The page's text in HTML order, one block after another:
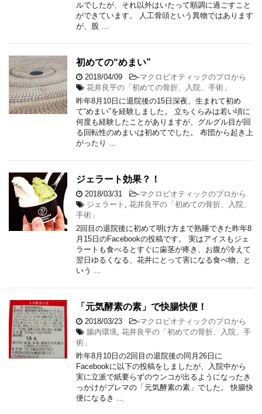
ルでしたが、それ以外はいたって順調に過ごすこと
ができています。 人工骨頭という異物ではあります
が、股 …
初めての“めまい”
2018/04/09 -マクロビオティックのプロから
花井良平の「初めての骨折、入院、手術」
昨年8月10日に退院後の15日深夜、生まれて初め
て“めまい”を経験しました。 立ちくらみは若い頃に
何度も経験したことがありますが、グルグル目が回
る回転性のめまいは初めてでした。 布団から起き上
がったり …
ジェラート効果？！
2018/03/31 -マクロビオティックのプロから
ジェラート , 花井良平の「初めての骨折、入院、
手術」
2回目の退院後に初めて明け方まで熟睡できた昨年8
月15日のFacebookの投稿です。 実はアイスもジェ
ラートも食べるとすぐに歯茎が疼き、お腹が冷えて
翌日ゆるくなる、花井にとって害になる食べ物、と
いう …
「元気酵素の素」で快腸快便！
2018/03/23 -マクロビオティックのプロから
腸内環境, 花井良平の「初めての骨折、入院、手
術」
昨年8月10日の2回目の退院後の同月26日に
Facebookに以下の投稿をしましたが、入院中から
実に立派で紙要らずのウンコが出るようになったき
っかけがプレマの「元気酵素の素」でした。 快腸快
便になるき …